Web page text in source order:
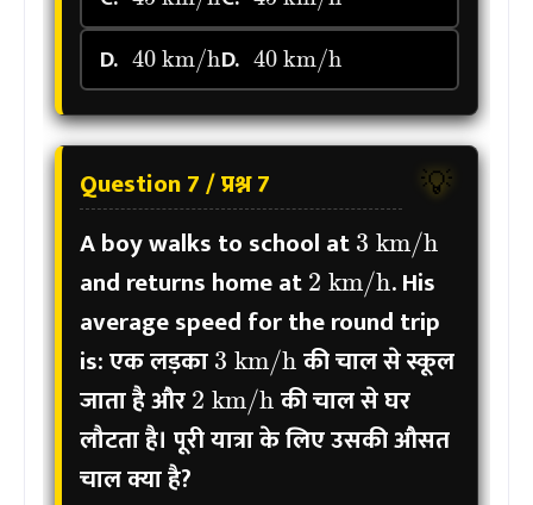
D.
40km/h
D.
40km/h
💡
Question 7 / प्रश्न 7
A boy walks to school at
3km/h
and returns home at
2km/h
. His
average speed for the round trip
is:एक लड़का
3km/h
की चाल से स्कूल
जाता है और
2km/h
की चाल से घर
लौटता है। पूरी यात्रा के लिए उसकी औसत
चाल क्या है?